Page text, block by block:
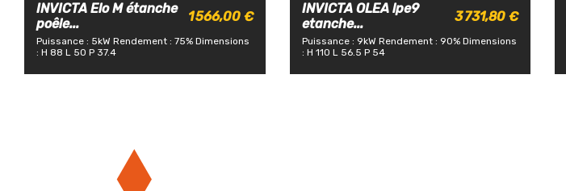
INVICTA Elo M étanche
poêle...
1 566,00 €
Puissance : 5kW Rendement : 75% Dimensions
: H 88 L 50 P 37.4
INVICTA OLEA lpe9
etanche...
3 731,80 €
Puissance : 9kW Rendement : 90% Dimensions
: H 110 L 56.5 P 54